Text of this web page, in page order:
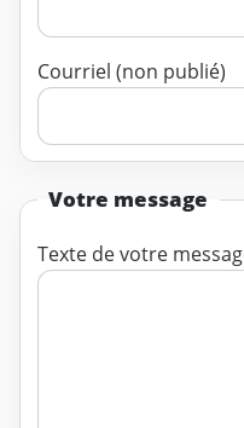
Courriel (non publié)
Votre message